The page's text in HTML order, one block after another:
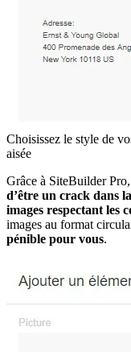
Choisissez le style de
aisée
Grâce à SiteBuilder Pro,
d’être un crack dans
images respectant les
images au format
pénible pour vous.